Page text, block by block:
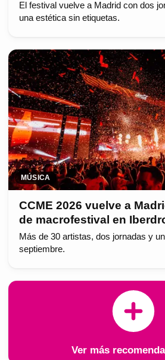
El festival vuelve a Madrid con dos
una estética sin etiquetas.
MÚSICA
CCME 2026 vuelve a
de macrofestival en
Más de 30 artistas, dos jornadas y
septiembre.
Ver más